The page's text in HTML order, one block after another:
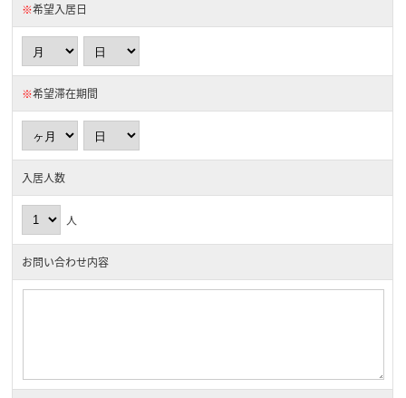
※希望入居日
※希望滞在期間
入居人数
人
お問い合わせ内容